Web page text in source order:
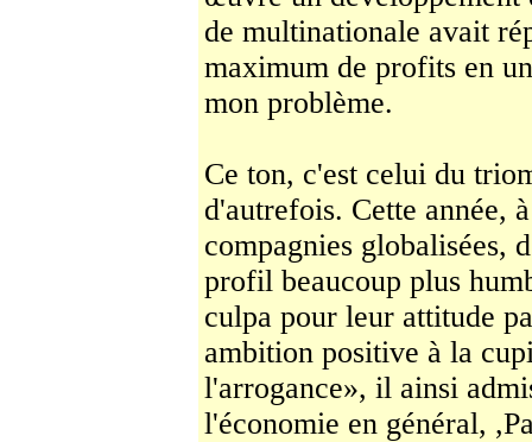
de multinationale avait
maximum de profits en
mon problème.
Ce ton, c'est celui du
d'autrefois. Cette année,
compagnies globalisées,
profil beaucoup plus
culpa pour leur attitude
ambition positive à la
l'arrogance», il ainsi
l'économie en général,